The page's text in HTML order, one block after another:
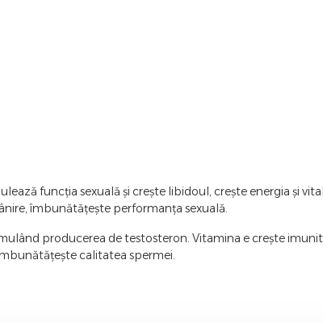
funcția sexuală și crește libidoul, crește energia și
îmbunătățește performanța sexuală.
producerea de testosteron. Vitamina e crește
calitatea spermei.